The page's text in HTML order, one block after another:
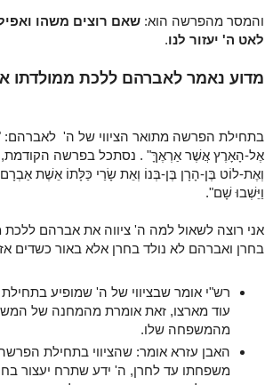
והמסר מהפרשה הוא: שאם רוצים משהו
לאט ה' יעזור לנו.
מדוע נאמר לאברהם ללכת ממולדתו
בתחילת הפרשה מתואר הציווי של ה' לאברהם:
אֶל-הָאָרֶץ אֲשֶׁר אַרְאֶךָּ" . נסתכל בפרשה הקודמת,
וְאֶת-לוֹט בֶּן-הָרָן בֶּן-בְּנוֹ וְאֵת שָׂרַי כַּלָּתוֹ אֵשֶׁת
וַיֵּשְׁבוּ שָׁם".
אני רוצה לשאול למה ה' ציווה את אברהם
בחרן ואברהם לא נולד בחרן אלא באור
רש"י אומר שבציווי של ה' שמופיע
עוד מארצו, זאת אומרת מהמחנה של
מהמשפחה שלו.
האבן עזרא אומר: שהציווי בתחילת
משפחתו עד לחרן, ה' ידע שתרח יעצור